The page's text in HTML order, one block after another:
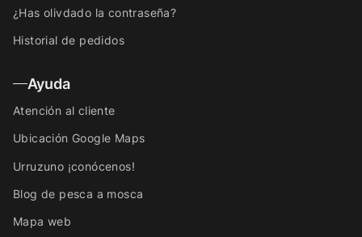
¿Has olivdado la contraseña?
Historial de pedidos
Ayuda
Atención al cliente
Ubicación Google Maps
Urruzuno ¡conócenos!
Blog de pesca a mosca
Mapa web